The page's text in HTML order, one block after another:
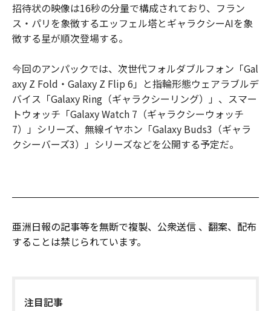
招待状の映像は16秒の分量で構成されており、フラン
ス・パリを象徴するエッフェル塔とギャラクシーAIを象
徴する星が順次登場する。
今回のアンパックでは、次世代フォルダブルフォン「Gal
axy Z Fold・Galaxy Z Flip 6」と指輪形態ウェアラブルデ
バイス「Galaxy Ring（ギャラクシーリング）」、スマー
トウォッチ「Galaxy Watch 7（ギャラクシーウォッチ
7）」シリーズ、無線イヤホン「Galaxy Buds3（ギャラ
クシーバーズ3）」シリーズなどを公開する予定だ。
亜洲日報の記事等を無断で複製、公衆送信 、翻案、配布
することは禁じられています。
注目記事